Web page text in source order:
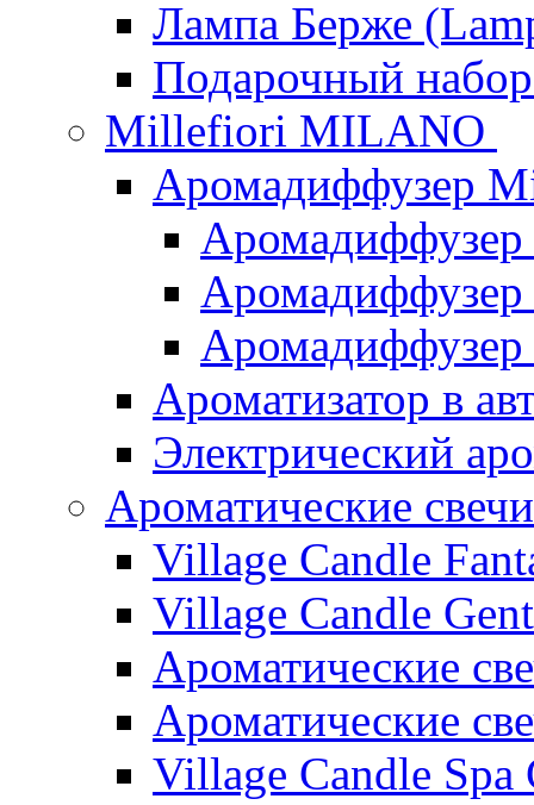
Лампа Берже
Подарочный
Millefiori MILANO
Аромадиффузер
Ароматизатор в
Электрический
Ароматические
Village Candle
Village Candle
Ароматические
Ароматические
Village Candle Spa